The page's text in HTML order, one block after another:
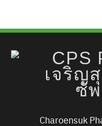
Charoensuk